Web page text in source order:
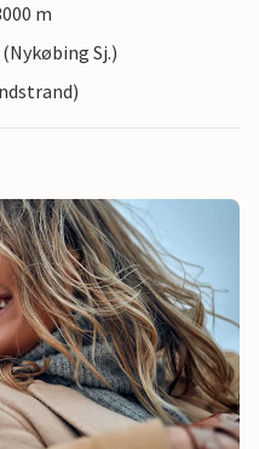
m
Sj.)